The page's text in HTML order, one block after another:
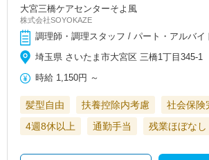
大宮三橋ケアセンターそよ風
株式会社SOYOKAZE
調理師・調理スタッフ / パート・アルバイ
埼玉県 さいたま市大宮区 三橋1丁目345-1
時給 1,150円 ～
髪型自由 扶養控除内考慮
社会保険
4週8休以上
通勤手当 残業ほぼなし